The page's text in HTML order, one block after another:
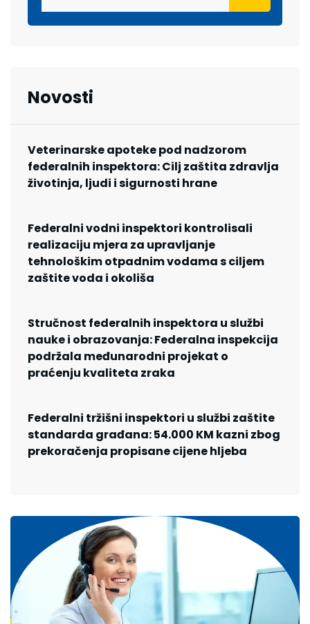
Novosti
Veterinarske apoteke pod nadzorom
federalnih inspektora: Cilj zaštita zdravlja
životinja, ljudi i sigurnosti hrane
Federalni vodni inspektori kontrolisali
realizaciju mjera za upravljanje
tehnološkim otpadnim vodama s ciljem
zaštite voda i okoliša
Stručnost federalnih inspektora u službi
nauke i obrazovanja: Federalna inspekcija
podržala međunarodni projekat o
praćenju kvaliteta zraka
Federalni tržišni inspektori u službi zaštite
standarda građana: 54.000 KM kazni zbog
prekoračenja propisane cijene hljeba